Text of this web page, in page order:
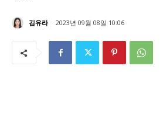
김유라 2023년 09월 08일 10:06